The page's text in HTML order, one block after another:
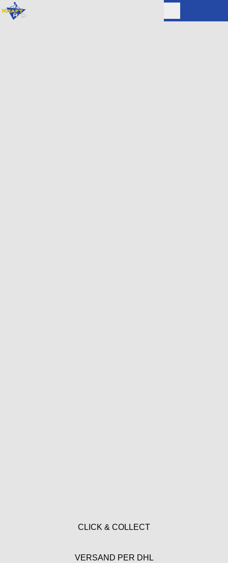
CLICK & COLLECT
VERSAND PER DHL